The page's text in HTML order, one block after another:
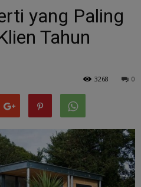
yang Paling
Tahun
0
3268